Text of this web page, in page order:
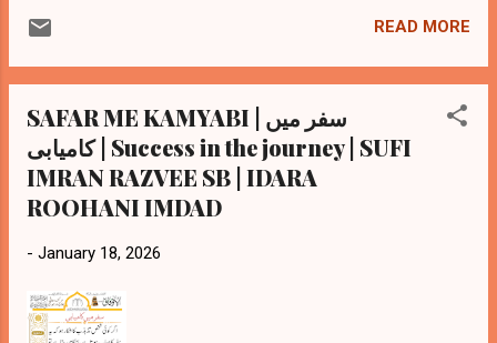
READ MORE
SAFAR ME KAMYABI | سفر میں
کامیابی | Success in the journey | SUFI
IMRAN RAZVEE SB | IDARA
ROOHANI IMDAD
- January 18, 2026